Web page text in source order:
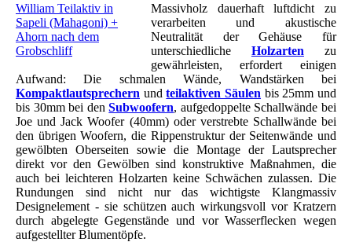
William Teilaktiv in
Sapeli (Mahagoni) +
Ahorn nach dem
Grobschliff
Massivholz dauerhaft luftdicht zu
verarbeiten und akustische
Neutralität der Gehäuse für
unterschiedliche Holzarten zu
gewährleisten, erfordert einigen
Aufwand: Die schmalen Wände, Wandstärken bei
Kompaktlautsprechern undteilaktiven Säulen bis 25mm und
bis 30mm bei denSubwoofern, aufgedoppelte Schallwände bei
Joe und Jack Woofer (40mm) oder verstrebte Schallwände bei
den übrigen Woofern, die Rippenstruktur der Seitenwände und
gewölbten Oberseiten sowie die Montage der Lautsprecher
direkt vor den Gewölben sind konstruktive Maßnahmen, die
auch bei leichteren Holzarten keine Schwächen zulassen. Die
Rundungen sind nicht nur das wichtigste Klangmassiv
Designelement - sie schützen auch wirkungsvoll vor Kratzern
durch abgelegte Gegenstände und vor Wasserflecken wegen
aufgestellter Blumentöpfe.